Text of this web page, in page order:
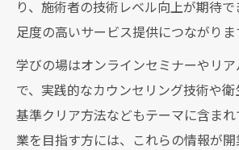
り、施術者の技術レベル向上が期待
足度の高いサービス提供につながりま
学びの場はオンラインセミナーやリ
で、実践的なカウンセリング技術や
基準クリア方法などもテーマに含ま
業を目指す方には、これらの情報が